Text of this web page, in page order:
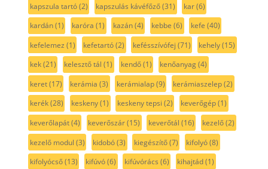
kapszula tartó(2) kapszulás kávéfőző(31) kar(6)
kardán(1) karóra (1) kazán(4) kebbe (6) kefe (40)
kefelemez (1) kefetartó(2) kefésszívófej (71) kehely(15)
kek(21) kelesztő tál (1) kendő(1) kenőanyag(4)
keret(17) kerámia (3) kerámialap(9) kerámiaszelep(2)
kerék(28) keskeny(1) keskeny tepsi (2) keverőgép(1)
keverőlapát(4) keverőszár(15) keverőtál (16) kezelő(2)
kezelő modul (3) kidobó(3) kiegészítő(7) kifolyó(8)
kifolyócső(13) kifúvó(6) kifúvórács (6) kihajtád(1)